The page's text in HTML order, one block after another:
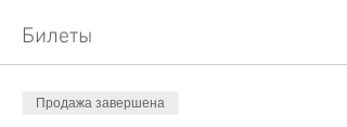
Билеты
Продажа завершена